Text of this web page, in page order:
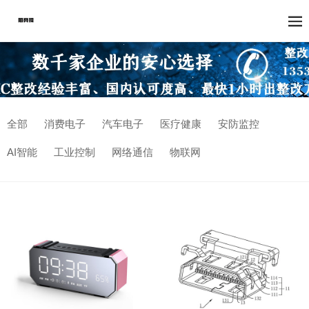
全部 消费电子 汽车电子 医疗健康 安防监控
AI智能 工业控制 网络通信 物联网